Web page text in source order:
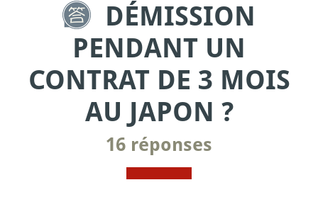
DÉMISSION
PENDANT UN
CONTRAT DE 3 MOIS
AU JAPON ?
16 réponses